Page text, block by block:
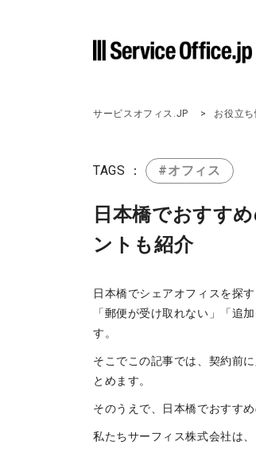
サービスオフィス.JP お役立ち
TAGS ： #オフィス
日本橋でおすす
ントも紹介
日本橋でシェアオフィスを探
「郵便が受け取れない」「追
す。
そこでこの記事では、契約前
とめます。
そのうえで、日本橋でおすす
私たちサーフィス株式会社は